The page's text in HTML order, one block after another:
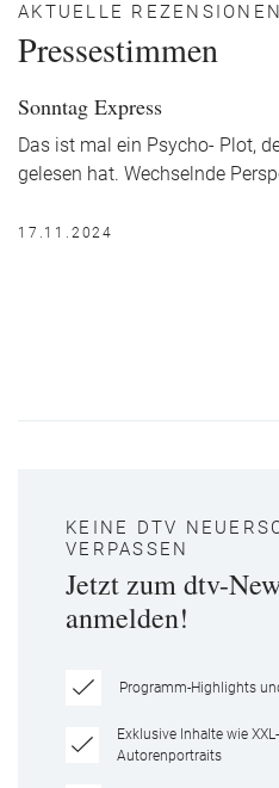
AKTUELLE REZENSIONEN
Pressestimmen
Sonntag Express
Das ist mal ein Psycho- Plot,
gelesen hat. Wechselnde
17.11.2024
KEINE DTV
VERPASSEN
Jetzt zum dtv-
anmelden!
Programm-Highlights
Exklusive Inhalte wie
Autorenportraits